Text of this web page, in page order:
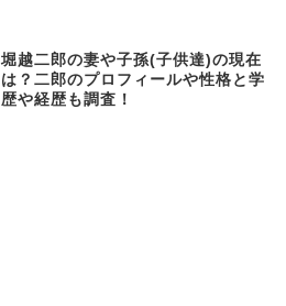
堀越二郎の妻や子孫(子供達)の現在
は？二郎のプロフィールや性格と学
歴や経歴も調査！